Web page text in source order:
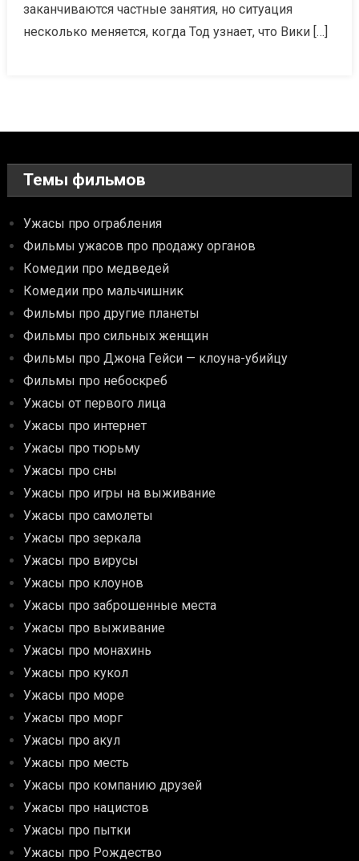
заканчиваются частные занятия, но ситуация
несколько меняется, когда Тод узнает, что Вики […]
Темы фильмов
Ужасы про ограбления
Фильмы ужасов про продажу органов
Комедии про медведей
Комедии про мальчишник
Фильмы про другие планеты
Фильмы про сильных женщин
Фильмы про Джона Гейси — клоуна-убийцу
Фильмы про небоскреб
Ужасы от первого лица
Ужасы про интернет
Ужасы про тюрьму
Ужасы про сны
Ужасы про игры на выживание
Ужасы про самолеты
Ужасы про зеркала
Ужасы про вирусы
Ужасы про клоунов
Ужасы про заброшенные места
Ужасы про выживание
Ужасы про монахинь
Ужасы про кукол
Ужасы про море
Ужасы про морг
Ужасы про акул
Ужасы про месть
Ужасы про компанию друзей
Ужасы про нацистов
Ужасы про пытки
Ужасы про Рождество